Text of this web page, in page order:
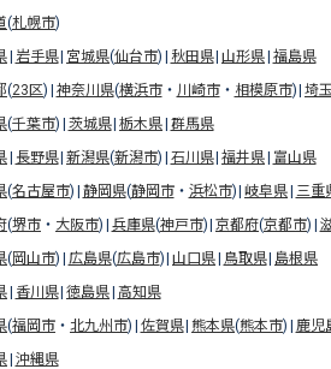
(札幌市)
岩手県 宮城県(仙台市) 秋田県 山形県 福島県
(23区) 神奈川県(横浜市・ 川崎市・ 相模原市) 埼
(千葉市) 茨城県 栃木県 群馬県
長野県 新潟県(新潟市) 石川県 福井県 富山県
(名古屋市) 静岡県(静岡市・ 浜松市) 岐阜県 三重
(堺市 ・ 大阪市) 兵庫県(神戸市) 京都府(京都市)
(岡山市) 広島県(広島市) 山口県 鳥取県 島根県
香川県 徳島県 高知県
(福岡市 ・ 北九州市) 佐賀県 熊本県(熊本市) 鹿児
沖縄県